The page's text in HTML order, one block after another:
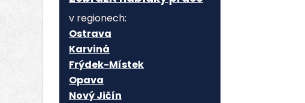
v regionech:
Ostrava
Karviná
Frýdek-Místek
Opava
Nový Jičín